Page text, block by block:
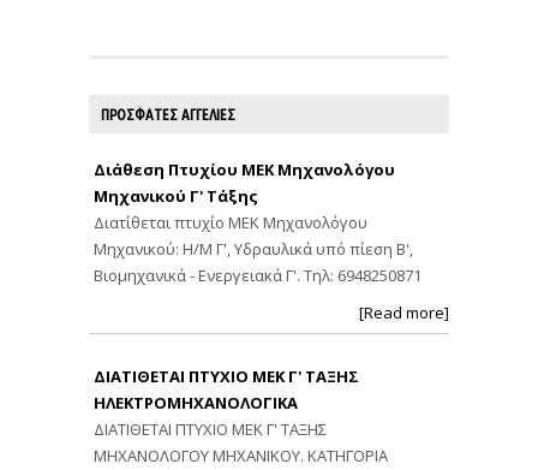
ΠΡΟΣΦΑΤΕΣ ΑΓΓΕΛΙΕΣ
Διάθεση Πτυχίου ΜΕΚ Μηχανολόγου
Μηχανικού Γ' Τάξης
Διατίθεται πτυχίο ΜΕΚ Μηχανολόγου
Μηχανικού: Η/Μ Γ', Υδραυλικά υπό πίεση Β',
Βιομηχανικά - Ενεργειακά Γ'. Τηλ: 6948250871
[Read more]
ΔΙΑΤΙΘΕΤΑΙ ΠΤΥΧΙΟ ΜΕΚ Γ' ΤΑΞΗΣ
ΗΛΕΚΤΡΟΜΗΧΑΝΟΛΟΓΙΚΑ
ΔΙΑΤΙΘΕΤΑΙ ΠΤΥΧΙΟ ΜΕΚ Γ' ΤΑΞΗΣ
ΜΗΧΑΝΟΛΟΓΟΥ ΜΗΧΑΝΙΚΟΥ. ΚΑΤΗΓΟΡΙΑ